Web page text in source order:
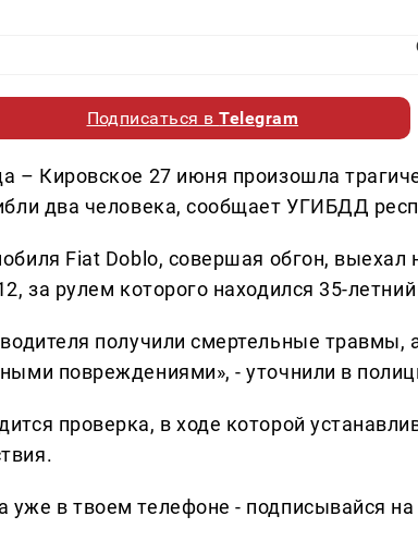
Подписаться вTelegram
– Кировское 27 июня произошла
два человека, сообщает УГИБДД
Fiat Doblo, совершая обгон, выехал
за рулем которого находился 35-
водителя получили смертельные
повреждениями», - уточнили в
проверка, в ходе которой
уже в твоем телефоне - подписывайся